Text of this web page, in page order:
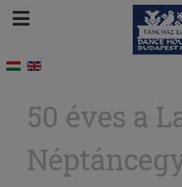
50 éves a